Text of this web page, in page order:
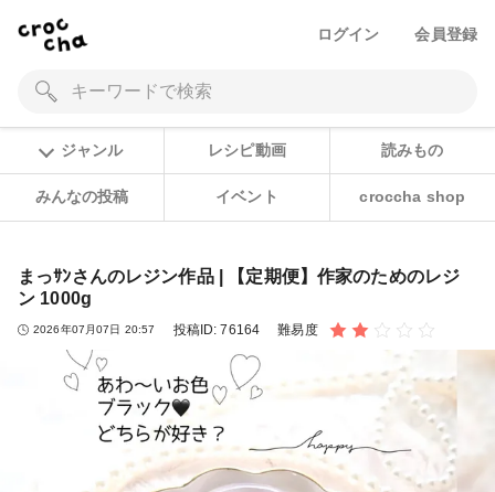
ログイン 会員登録
ジャンル レシピ動画 読みもの
みんなの投稿 イベント croccha shop
まっｻﾝさんのレジン作品 | 【定期便】作家のためのレジ
ン 1000g
2026年07月07日 20:57 投稿ID:76164 難易度